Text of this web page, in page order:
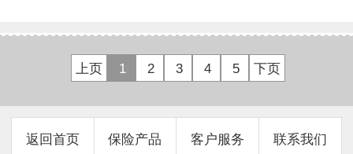
上页 1 2 3 4 5 下页
返回首页 保险产品 客户服务 联系我们